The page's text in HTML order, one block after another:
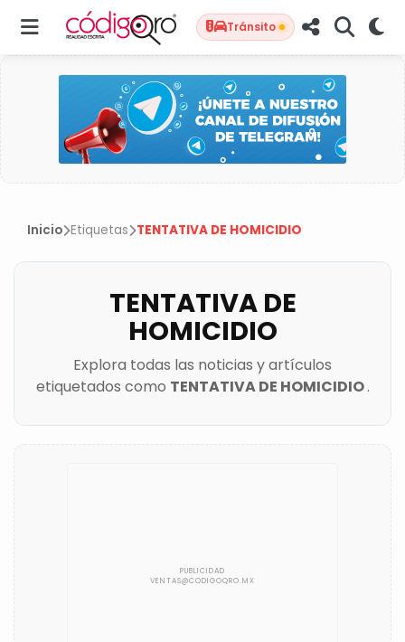
Tránsito
Inicio Etiquetas TENTATIVA DE HOMICIDIO
TENTATIVA DE
HOMICIDIO
Explora todas las noticias y artículos
etiquetados como TENTATIVA DE HOMICIDIO.